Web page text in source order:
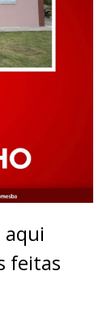
feitas